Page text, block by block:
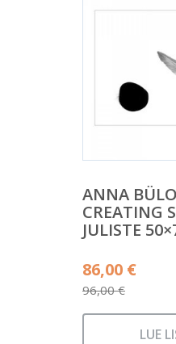
ANNA
CREATING
JULISTE
96,00€
hinta
oli:
86,00 €
Nykyinen
LUE